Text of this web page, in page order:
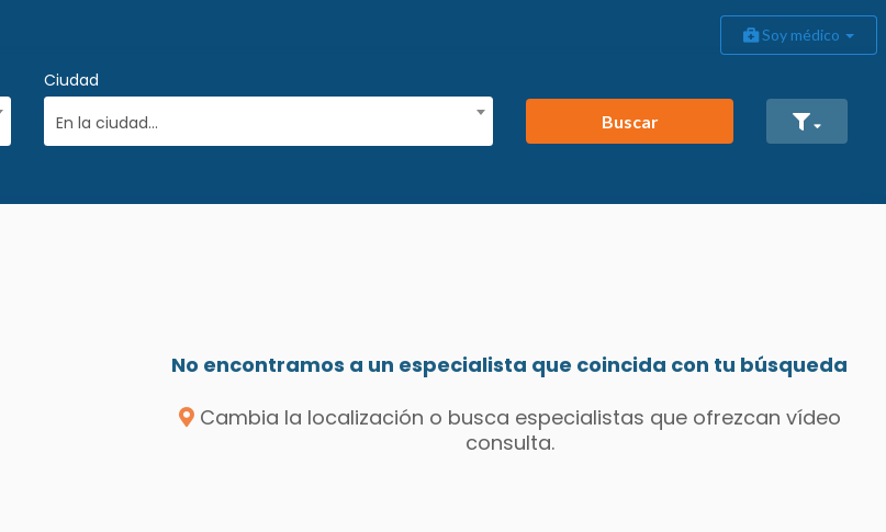
Soy médico
Ciudad
En la ciudad...
Buscar
No encontramos a un especialista que coincida con tu búsqueda
Cambia la localización o busca especialistas que ofrezcan vídeo
consulta.